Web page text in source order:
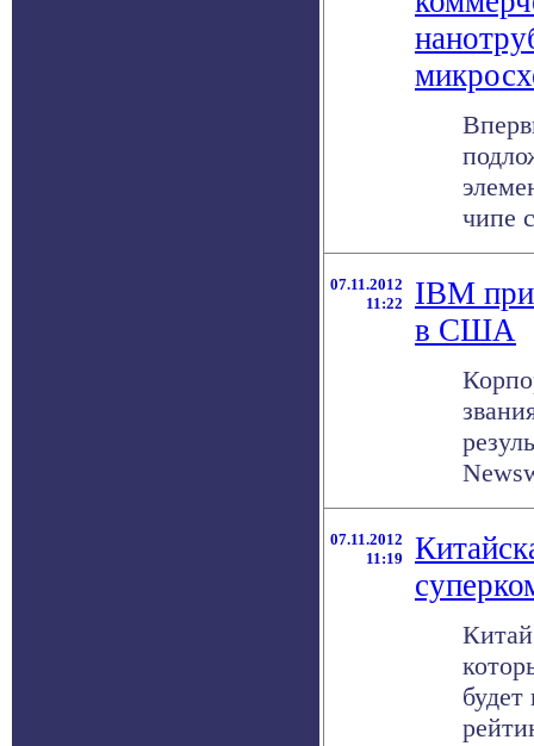
чипе
07.11.2012
11:22
IBM
в США
07.11.2012
11:19
будет